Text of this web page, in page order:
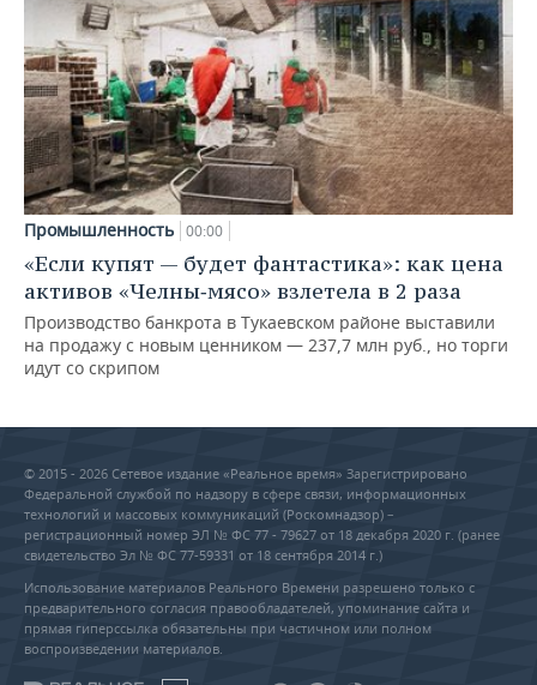
Промышленность 00:00
«Если купят — будет фантастика»: как цена
активов «Челны‑мясо» взлетела в 2 раза
Производство банкрота в Тукаевском районе выставили
на продажу с новым ценником — 237,7 млн руб., но торги
идут со скрипом
© 2015 - 2026 Сетевое издание «Реальное время» Зарегистрировано
Федеральной службой по надзору в сфере связи, информационных
технологий и массовых коммуникаций (Роскомнадзор) –
регистрационный номер ЭЛ № ФС 77 - 79627 от 18 декабря 2020 г. (ранее
свидетельство Эл № ФС 77-59331 от 18 сентября 2014 г.)
Использование материалов Реального Времени разрешено только с
предварительного согласия правообладателей, упоминание сайта и
прямая гиперссылка обязательны при частичном или полном
воспроизведении материалов.